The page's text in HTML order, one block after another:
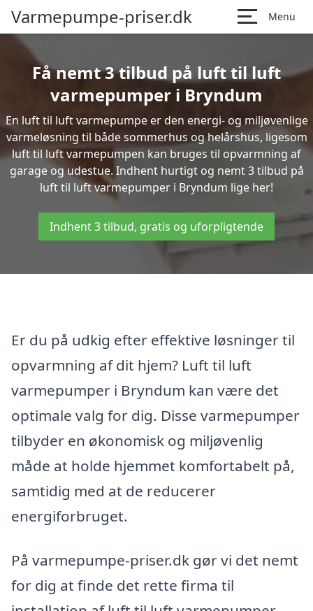
Varmepumpe-priser.dk Menu
Få nemt 3 tilbud på luft til luft
varmepumper i Bryndum
En luft til luft varmepumpe er den energi- og miljøvenlige
varmeløsning til både sommerhus og helårshus, ligesom
luft til luft varmepumpen kan bruges til opvarmning af
garage og udestue. Indhent hurtigt og nemt 3 tilbud på
luft til luft varmepumper i Bryndum lige her!
Indhent 3 tilbud, gratis og uforpligtende
Er du på udkig efter effektive løsninger til
opvarmning af dit hjem? Luft til luft
varmepumper i Bryndum kan være det
optimale valg for dig. Disse varmepumper
tilbyder en økonomisk og miljøvenlig
måde at holde hjemmet komfortabelt på,
samtidig med at de reducerer
energiforbruget.
På varmepumpe-priser.dk gør vi det nemt
for dig at finde det rette firma til